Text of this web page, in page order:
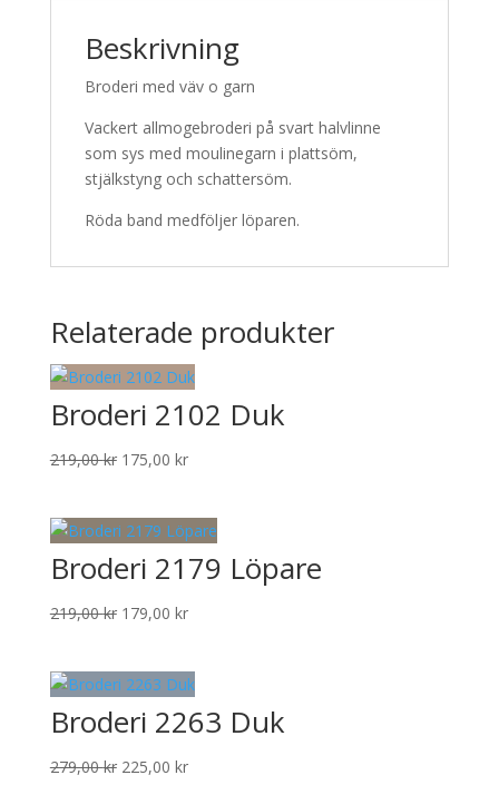
Beskrivning
Broderi med väv o garn
Vackert allmogebroderi på svart halvlinne
som sys med moulinegarn i plattsöm,
stjälkstyng och schattersöm.
Röda band medföljer löparen.
Relaterade produkter
Broderi 2102 Duk
219,00kr Det
var:
219,00 kr.
175,00 krDet
är:
175,00 kr.
Broderi 2179 Löpare
219,00kr Det
var:
219,00 kr.
179,00 krDet
är:
179,00 kr.
Broderi 2263 Duk
279,00kr Det
225,00 krDet